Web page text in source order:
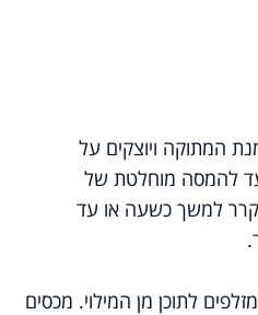
המתוקה ויוצקים על
להמסה מוחלטת של
למשך כשעה או עד
ומזלפים לתוכן מן המילוי. מכסים